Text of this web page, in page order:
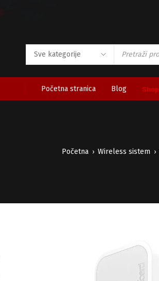
Početna stranica Blog Shop
Početna › Wireless sistem ›